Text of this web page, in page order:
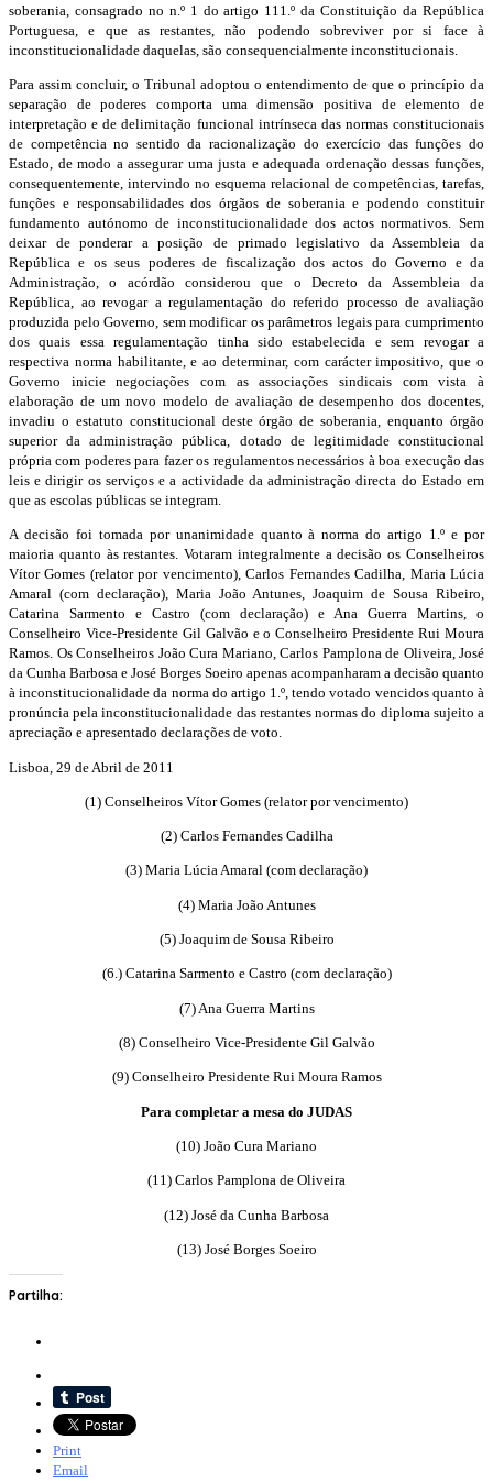
soberania, consagrado no n.º 1 do artigo 111.º da Constituição da República
Portuguesa, e que as restantes, não podendo sobreviver por si face à
inconstitucionalidade daquelas, são consequencialmente inconstitucionais.
Para assim concluir, o Tribunal adoptou o entendimento de que o princípio da
separação de poderes comporta uma dimensão positiva de elemento de
interpretação e de delimitação funcional intrínseca das normas constitucionais
de competência no sentido da racionalização do exercício das funções do
Estado, de modo a assegurar uma justa e adequada ordenação dessas funções,
consequentemente, intervindo no esquema relacional de competências, tarefas,
funções e responsabilidades dos órgãos de soberania e podendo constituir
fundamento autónomo de inconstitucionalidade dos actos normativos. Sem
deixar de ponderar a posição de primado legislativo da Assembleia da
República e os seus poderes de fiscalização dos actos do Governo e da
Administração, o acórdão considerou que o Decreto da Assembleia da
República, ao revogar a regulamentação do referido processo de avaliação
produzida pelo Governo, sem modificar os parâmetros legais para cumprimento
dos quais essa regulamentação tinha sido estabelecida e sem revogar a
respectiva norma habilitante, e ao determinar, com carácter impositivo, que o
Governo inicie negociações com as associações sindicais com vista à
elaboração de um novo modelo de avaliação de desempenho dos docentes,
invadiu o estatuto constitucional deste órgão de soberania, enquanto órgão
superior da administração pública, dotado de legitimidade constitucional
própria com poderes para fazer os regulamentos necessários à boa execução das
leis e dirigir os serviços e a actividade da administração directa do Estado em
que as escolas públicas se integram.
A decisão foi tomada por unanimidade quanto à norma do artigo 1.º e por
maioria quanto às restantes. Votaram integralmente a decisão os Conselheiros
Vítor Gomes (relator por vencimento), Carlos Fernandes Cadilha, Maria Lúcia
Amaral (com declaração), Maria João Antunes, Joaquim de Sousa Ribeiro,
Catarina Sarmento e Castro (com declaração) e Ana Guerra Martins, o
Conselheiro Vice-Presidente Gil Galvão e o Conselheiro Presidente Rui Moura
Ramos. Os Conselheiros João Cura Mariano, Carlos Pamplona de Oliveira, José
da Cunha Barbosa e José Borges Soeiro apenas acompanharam a decisão quanto
à inconstitucionalidade da norma do artigo 1.º, tendo votado vencidos quanto à
pronúncia pela inconstitucionalidade das restantes normas do diploma sujeito a
apreciação e apresentado declarações de voto.
Lisboa, 29 de Abril de 2011
(1) Conselheiros Vítor Gomes (relator por vencimento)
(2) Carlos Fernandes Cadilha
(3) Maria Lúcia Amaral (com declaração)
(4) Maria João Antunes
(5) Joaquim de Sousa Ribeiro
(6.) Catarina Sarmento e Castro (com declaração)
(7) Ana Guerra Martins
(8) Conselheiro Vice-Presidente Gil Galvão
(9) Conselheiro Presidente Rui Moura Ramos
Para completar a mesa do JUDAS
(10) João Cura Mariano
(11) Carlos Pamplona de Oliveira
(12) José da Cunha Barbosa
(13) José Borges Soeiro
Partilha:
Print
Email